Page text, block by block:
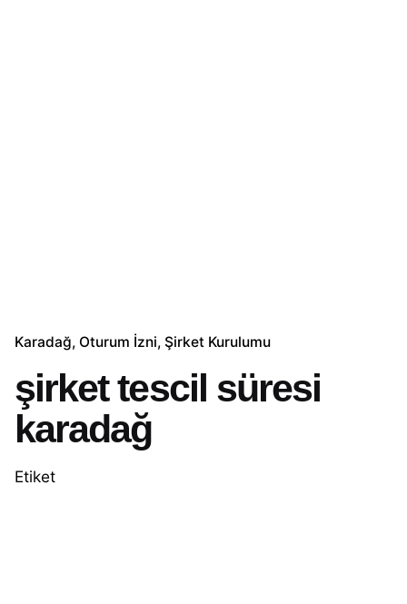
Karadağ Oturum İzni Şirket Kurulumu
şirket tescil süresi
karadağ
Etiket